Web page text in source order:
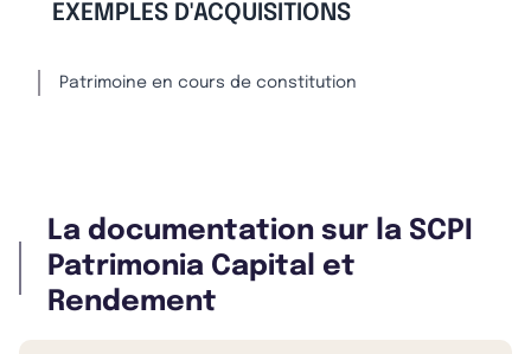
EXEMPLES D'ACQUISITIONS
Patrimoine en cours de constitution
La documentation sur la SCPI
Patrimonia Capital et
Rendement